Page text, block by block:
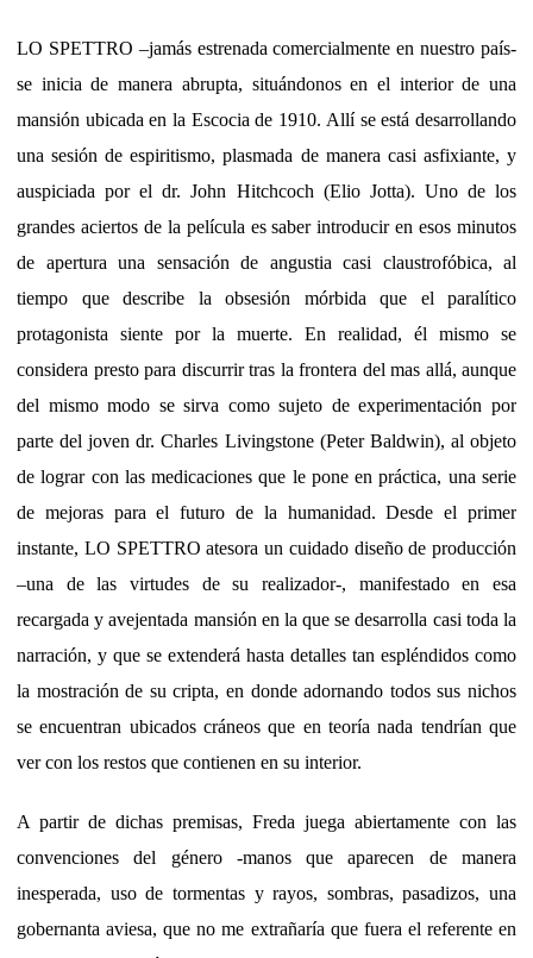
LO SPETTRO –jamás estrenada comercialmente en nuestro país-
se inicia de manera abrupta, situándonos en el interior de una
mansión ubicada en la Escocia de 1910. Allí se está desarrollando
una sesión de espiritismo, plasmada de manera casi asfixiante, y
auspiciada por el dr. John Hitchcoch (Elio Jotta). Uno de los
grandes aciertos de la película es saber introducir en esos minutos
de apertura una sensación de angustia casi claustrofóbica, al
tiempo que describe la obsesión mórbida que el paralítico
protagonista siente por la muerte. En realidad, él mismo se
considera presto para discurrir tras la frontera del mas allá, aunque
del mismo modo se sirva como sujeto de experimentación por
parte del joven dr. Charles Livingstone (Peter Baldwin), al objeto
de lograr con las medicaciones que le pone en práctica, una serie
de mejoras para el futuro de la humanidad. Desde el primer
instante, LO SPETTRO atesora un cuidado diseño de producción
–una de las virtudes de su realizador-, manifestado en esa
recargada y avejentada mansión en la que se desarrolla casi toda la
narración, y que se extenderá hasta detalles tan espléndidos como
la mostración de su cripta, en donde adornando todos sus nichos
se encuentran ubicados cráneos que en teoría nada tendrían que
ver con los restos que contienen en su interior.
A partir de dichas premisas, Freda juega abiertamente con las
convenciones del género -manos que aparecen de manera
inesperada, uso de tormentas y rayos, sombras, pasadizos, una
gobernanta aviesa, que no me extrañaría que fuera el referente en